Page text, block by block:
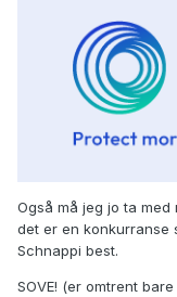
Også må jeg jo ta med
det er en konkurranse
Schnappi best.
SOVE! (er omtrent